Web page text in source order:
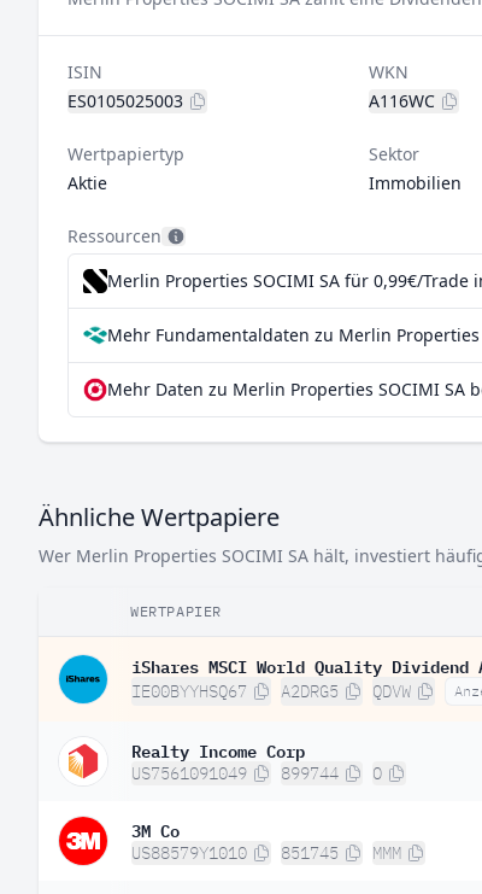
ISIN
ES0105025003
WKN
A116WC
Wertpapiertyp
Aktie
Sektor
Immobilien
Ressourcen
Merlin Properties SOCIMI SA für 0,99€/Trade
Mehr Fundamentaldaten zu Merlin Properties
Mehr Daten zu Merlin Properties SOCIMI SA
Ähnliche Wertpapiere
Wer Merlin Properties SOCIMI SA hält, investiert
WERTPAPIER
iShares MSCI World Quality Dividend
IE00BYYHSQ67 A2DRG5 QDVW
Realty Income Corp
US7561091049 899744 O
3M Co
US88579Y1010 851745 MMM